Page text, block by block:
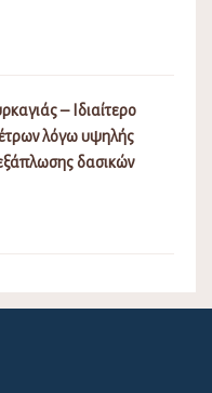
– Ιδιαίτερο
λόγω υψηλής
δασικών